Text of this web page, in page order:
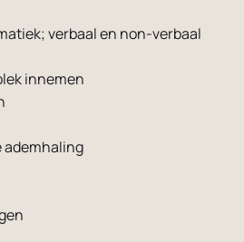
verbaal en non-verbaal
innemen
ademhaling